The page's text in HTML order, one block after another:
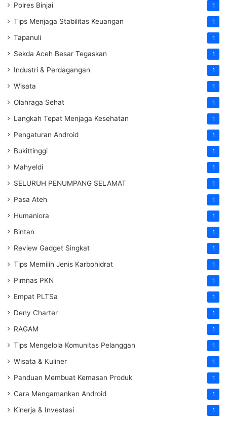
Polres Binjai 1
Tips Menjaga Stabilitas Keuangan 1
Tapanuli 1
Sekda Aceh Besar Tegaskan 1
Industri & Perdagangan 1
Wisata 1
Olahraga Sehat 1
Langkah Tepat Menjaga Kesehatan 1
Pengaturan Android 1
Bukittinggi 1
Mahyeldi 1
SELURUH PENUMPANG SELAMAT 1
Pasa Ateh 1
Humaniora 1
Bintan 1
Review Gadget Singkat 1
Tips Memilih Jenis Karbohidrat 1
Pimnas PKN 1
Empat PLTSa 1
Deny Charter 1
RAGAM 1
Tips Mengelola Komunitas Pelanggan 1
Wisata & Kuliner 1
Panduan Membuat Kemasan Produk 1
Cara Mengamankan Android 1
Kinerja & Investasi 1